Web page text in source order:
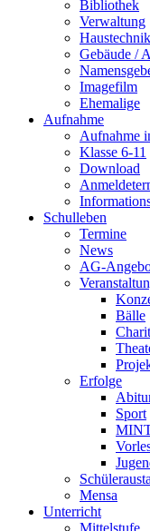
Bibliothek
Verwaltung
Haustechnik
Gebäude /
Imagefilm
Ehemalige
Aufnahme
Aufnahme
Klasse 6-11
Download
Schulleben
Termine
News
AG-
Bälle
Erfolge
Sport
Mensa
Unterricht
Mittelstufe